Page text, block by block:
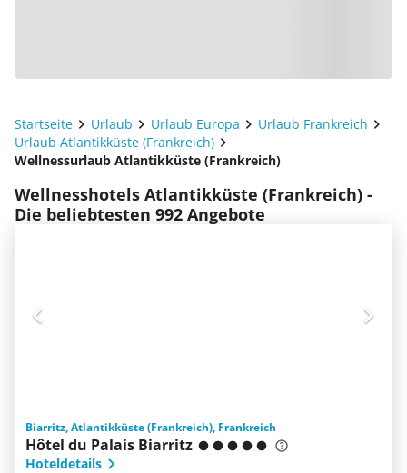
Startseite Urlaub Urlaub Europa
Urlaub Frankreich
Urlaub Atlantikküste (Frankreich)
Wellnessurlaub Atlantikküste (Frankreich)
Wellnesshotels Atlantikküste (Frankreich) -
Die beliebtesten 992 Angebote
Biarritz, Atlantikküste (Frankreich), Frankreich
Hôtel du Palais Biarritz
Hoteldetails